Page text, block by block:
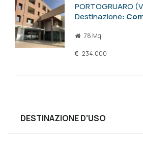
PORTOGRUARO
Destinazione:
78 Mq
234.000
DESTINAZIONE D'USO